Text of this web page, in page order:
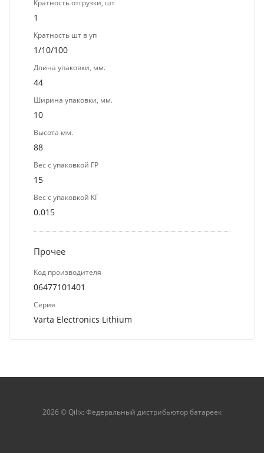
Кратность отгрузки, шт
1
Кратность шт в уп
1/10/100
Длина упаковки, мм.
44
Ширина упаковки, мм.
10
Высота мм.
88
Вес с упаковкой ГР
15
Вес с упаковкой КГ
0.015
Прочее
Код производителя
06477101401
Серия
Varta Electronics Lithium
2026 © Qilix: Федеральный дистрибьютор батареек